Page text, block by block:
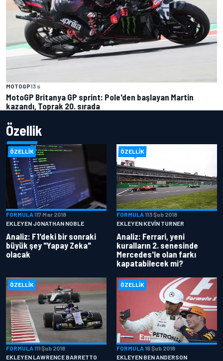
MOTOGP13 s
MotoGP Britanya GP sprint: Pole'den başlayan Martin
kazandı, Toprak 20. sırada
Özellik
ÖZELLIK
FORMULA 117 Mar 2018
EKLEYEN JONATHAN NOBLE
Analiz: F1'deki bir sonraki
büyük şey "Yapay Zeka"
olacak
ÖZELLIK
FORMULA 113 Şub 2018
EKLEYEN KEVIN TURNER
Analiz: Ferrari, yeni
kuralların 2. senesinde
Mercedes'le olan farkı
kapatabilecek mi?
ÖZELLIK
FORMULA 111 Şub 2018
EKLEYEN LAWRENCE BARRETTO
ÖZELLIK
FORMULA 16 Şub 2018
EKLEYEN BEN ANDERSON